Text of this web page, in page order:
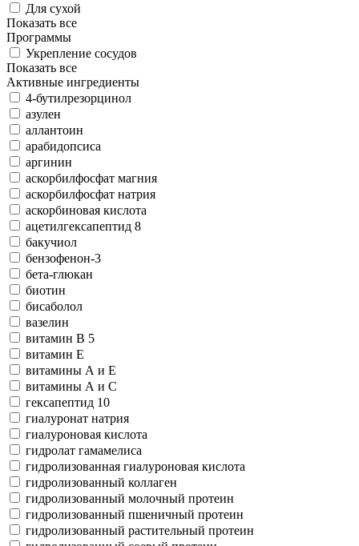
Для сухой
Показать все
Программы
Укрепление сосудов
Показать все
Активные ингредиенты
4-бутилрезорцинол
азулен
аллантоин
арабидопсиса
аргинин
аскорбилфосфат магния
аскорбилфосфат натрия
аскорбиновая кислота
ацетилгексапептид 8
бакучиол
бензофeнон-3
бета-глюкан
биотин
бисаболол
вазелин
витамин В 5
витамин Е
витамины А и Е
витамины А и С
гексапептид 10
гиалуронат натрия
гиалуроновая кислота
гидролат гамамелиса
гидролизованная гиалуроновая кислота
гидролизованный коллаген
гидролизованный молочный протеин
гидролизованный пшеничный протеин
гидролизованный растительный протеин